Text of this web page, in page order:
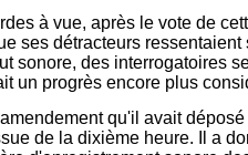
à vue, après le vote de
ses détracteurs ressentaient
sonore, des interrogatoires
un progrès encore plus
qu'il avait
de la dixième heure. Il a